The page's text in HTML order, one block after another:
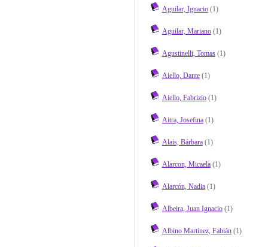
Aguilar, Ignacio(1)
Aguilar, Mariano(1)
Agustinelli, Tomas(1)
Aiello, Dante(1)
Aiello, Fabrizio(1)
Aitra, Josefina(1)
Alais, Bárbara(1)
Alarcon, Micaela(1)
Alarcón, Nadia(1)
Albeira, Juan Ignacio(1)
Albino Martínez, Fabián(1)